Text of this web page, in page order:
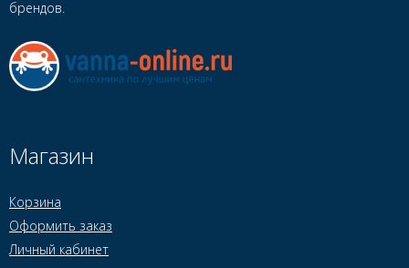
брендов.
Магазин
Корзина
Оформить заказ
Личный кабинет